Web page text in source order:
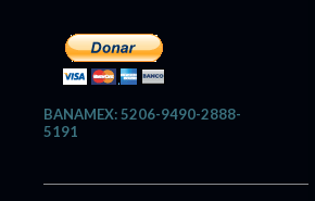
BANAMEX: 5206-9490-2888-
5191